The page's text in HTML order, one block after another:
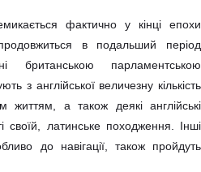
фактично у кінці епохи
в подальший період
парламентською
з англійської величезну кількість
життям, а також деякі англійські
латинське походження. Інші
до навігації, також пройдуть